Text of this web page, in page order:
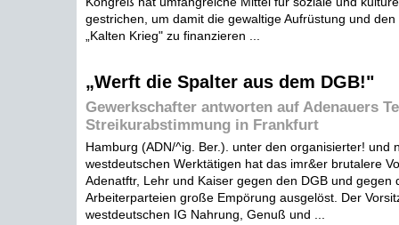
gestrichen, um damit die gewaltige Aufrüstung und
„Kalten Krieg" zu finanzieren ...
„Werft die Spalter aus dem DGB!"
Gewerkschafter antworten auf Adenauers
Streikurabstimmung in Frankfurt
Hamburg (ADN/^ig. Ber.). unter den organisierter! und
westdeutschen Werktätigen hat das imr&er brutalere
Adenatftr, Lehr und Kaiser gegen den DGB und gegen
Arbeiterparteien große Empörung ausgelöst. Der
westdeutschen IG Nahrung, Genuß und ...